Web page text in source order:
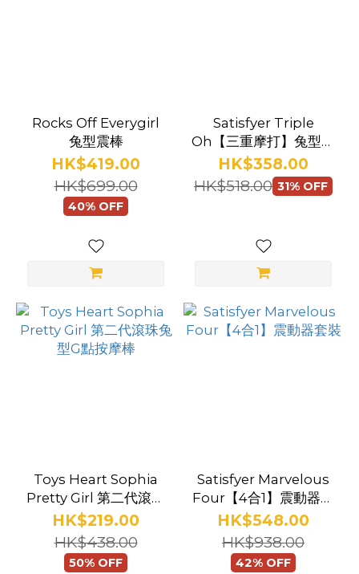
Rocks Off Everygirl
兔型震棒
HK$419.00
HK$699.00
40% OFF
Satisfyer Triple
Oh【三重摩打】兔型震
棒
HK$358.00
HK$518.00 31% OFF
Toys Heart Sophia
Pretty Girl 第二代滾珠
兔型G點按摩棒
HK$219.00
HK$438.00
50% OFF
Satisfyer Marvelous
Four【4合1】震動器套
裝
HK$548.00
HK$938.00
42% OFF